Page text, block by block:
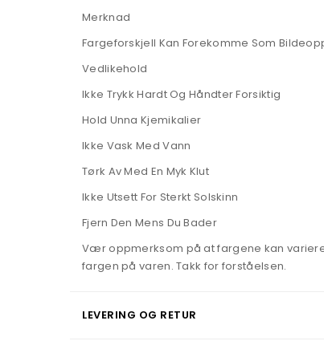
Merknad
Fargeforskjell Kan Forekomme Som
Vedlikehold
Ikke Trykk Hardt Og Håndter Forsiktig
Hold Unna Kjemikalier
Ikke Vask Med Vann
Tørk Av Med En Myk Klut
Ikke Utsett For Sterkt Solskinn
Fjern Den Mens Du Bader
Vær oppmerksom på at fargene kan
fargen på varen. Takk for forståelsen.
LEVERING OG RETUR